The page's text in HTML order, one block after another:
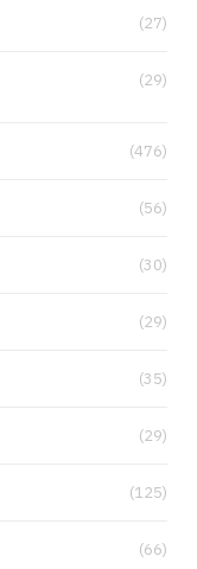
(27)
(29)
(476)
(56)
(30)
(29)
(35)
(29)
(125)
(66)